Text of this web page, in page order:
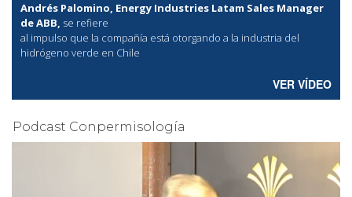
Andrés Palomino, Energy Industries Latam Sales Manager
de ABB, se refiere
al impulso que la compañía está otorgando a la industria del
hidrógeno verde en Chile
VER VÍDEO
Podcast Conpermisología